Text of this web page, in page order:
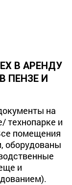
В АРЕНДУ
ПЕНЗЕ И
на
технопарке и
помещения
оборудованы
и